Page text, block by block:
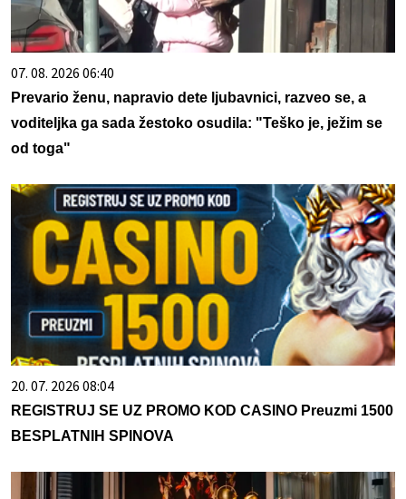
07. 08. 2026 06:40
Prevario ženu, napravio dete ljubavnici, razveo se, a
voditeljka ga sada žestoko osudila: "Teško je, ježim se
od toga"
20. 07. 2026 08:04
REGISTRUJ SE UZ PROMO KOD CASINO Preuzmi 1500
BESPLATNIH SPINOVA